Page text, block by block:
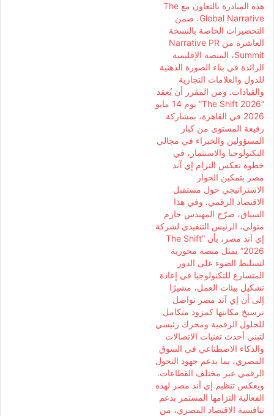
هذه المبادرة بالتعاون مع The
Global Narrative، ضمن
التحضيرات الخاصة بالنسخة
العاشرة من Narrative PR
Summit، المنصة الإقليمية
الرائدة في بناء الصورة الذهنية
للدول والعلامات التجارية
والقيادات. ومن المقرر أن يُعقد
“The Shift 2026” يوم 14 مايو
2026 في القاهرة، بمشاركة
رفيعة المستوى من كبار
المسؤولين والخبراء في مجالي
التكنولوجيا والاستثمار، في
خطوة تعكس التزام إي آند
مصر بتمكين الحوار
الاستراتيجي حول مستقبل
الاقتصاد الرقمي. وفي هذا
السياق، صرّح المهندس حازم
متولي، الرئيس التنفيذي لشركة
إي آند مصر، بأن “The Shift
2026” يمثل منصة محورية
لتسليط الضوء على الدور
المتسارع للتكنولوجيا في إعادة
تشكيل بيئات العمل، مشيرًا
إلى أن إي آند مصر تواصل
ترسيخ مكانتها كمزود متكامل
للحلول الرقمية ومحرك رئيسي
لتبني أحدث تقنيات الاتصالات
والذكاء الاصطناعي في السوق
المصري، بما يدعم جهود التحول
الرقمي عبر مختلف القطاعات.
ويعكس تنظيم إي آند مصر لهذه
الفعالية التزامها المستمر بدعم
تنافسية الاقتصاد المصري، من